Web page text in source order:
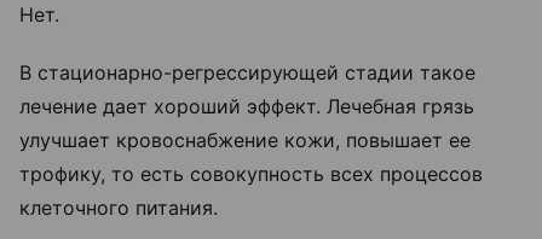
Нет.
В стационарно-регрессирующей стадии такое
лечение дает хороший эффект. Лечебная грязь
улучшает кровоснабжение кожи, повышает ее
трофику, то есть совокупность всех процессов
клеточного питания.